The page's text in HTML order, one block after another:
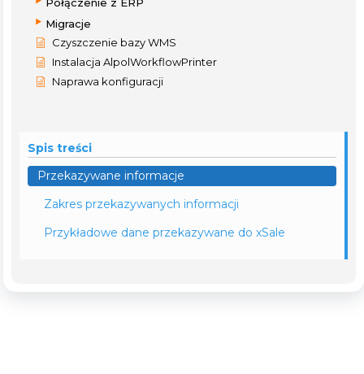
Migracje
Czyszczenie bazy WMS
Instalacja AlpolWorkflowPrinter
Naprawa konfiguracji
Spis treści
Przekazywane informacje
Zakres przekazywanych informacji
Przykładowe dane przekazywane do xSale